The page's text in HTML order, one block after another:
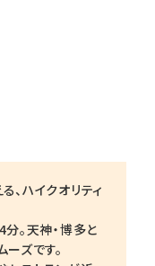
、ハイクオリティ
。天神・博多と
ズです。